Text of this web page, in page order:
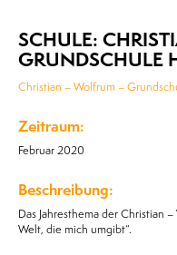
SCHULE:
GRUNDSCHULE
Christian – Wolfrum –
Zeitraum:
Februar 2020
Beschreibung:
Das Jahresthema der Christian
Welt, die mich umgibt“.